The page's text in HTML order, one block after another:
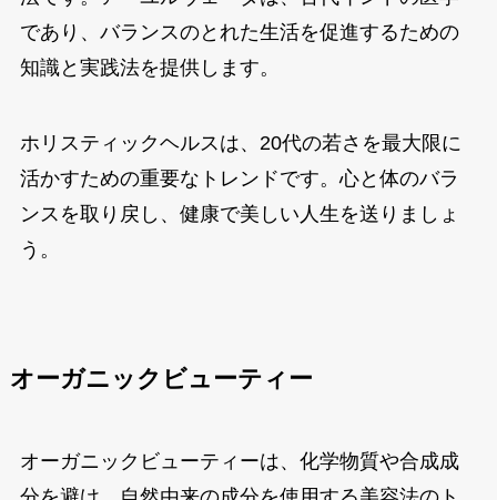
であり、バランスのとれた生活を促進するための
知識と実践法を提供します。
ホリスティックヘルスは、20代の若さを最大限に
活かすための重要なトレンドです。心と体のバラ
ンスを取り戻し、健康で美しい人生を送りましょ
う。
オーガニックビューティー
オーガニックビューティーは、化学物質や合成成